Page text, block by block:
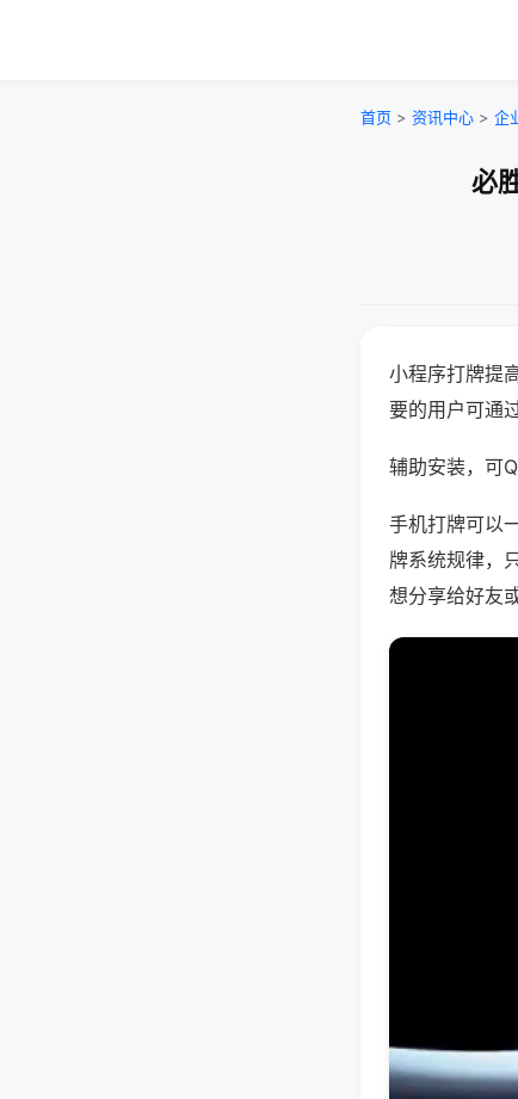
首页 > 资讯中心 > 企
必
小程序打牌提
要的用户可通
辅助安装，可
手机打牌可以
牌系统规律，
想分享给好友